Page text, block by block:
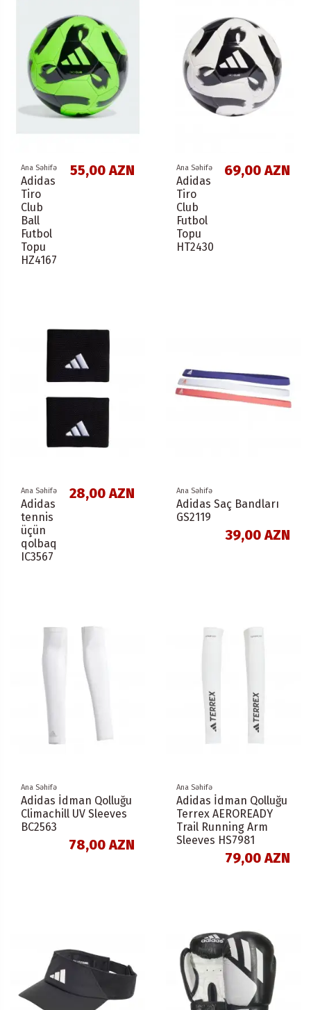
Ana Səhifə
Adidas
Tiro
Club
Ball
Futbol
Topu
HZ4167
55,00 AZN Ana Səhifə
Adidas
Tiro
Club
Futbol
Topu
HT2430
69,00 AZN
Ana Səhifə
Adidas
tennis
üçün
qolbaq
IC3567
28,00 AZN Ana Səhifə
Adidas Saç Bandları
GS2119
39,00 AZN
Ana Səhifə
Adidas İdman Qolluğu
Climachill UV Sleeves
BC2563
78,00 AZN
Ana Səhifə
Adidas İdman Qolluğu
Terrex AEROREADY
Trail Running Arm
Sleeves HS7981
79,00 AZN